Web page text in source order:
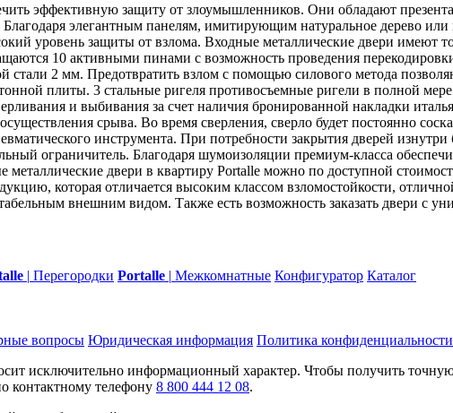
эффективную защиту от злоумышленников. Они обладают
элегантным панелям, имитирующим натуральное дерево
уровень защиты от взлома. Входные металлические двери
10 активными пинами с возможность проведения
стали 2 мм. Предотвратить взлом с помощью силового метода
плиты. 3 стальные ригеля противосъемные ригели в полной
и выбивания за счет наличия бронированной накладки
срыва. Во время сверления, сверло будет постоянно
инструмента. При потребности закрытия дверей изнутри
ограничитель. Благодаря шумоизоляции премиум-класса
металлические двери в квартиру Portalle можно по доступной
которая отличается высоким классом взломостойкости,
внешним видом. Также есть возможность заказать двери с
| Перегородки Portalle | Межкомнатные Конфигуратор Каталог
вопросы Юридическая информация Политика конфиденциальности
исключительно информационный характер. Чтобы получить
контактному телефону 8 800 444 12 08.